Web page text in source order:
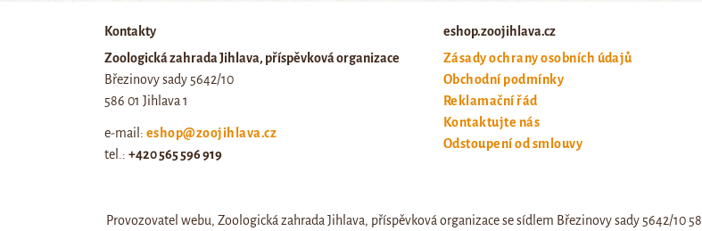
Kontakty
Zoologická zahrada Jihlava, příspěvková organizace
Březinovy sady 5642/10
586 01 Jihlava 1
e-mail: eshop@zoojihlava.cz
tel.: +420 565 596 919
eshop.zoojihlava.cz
Zásady ochrany osobních údajů
Obchodní podmínky
Reklamační řád
Kontaktujte nás
Odstoupení od smlouvy
Provozovatel webu, Zoologická zahrada Jihlava, příspěvková organizace se sídlem Březinovy sady 5642/10